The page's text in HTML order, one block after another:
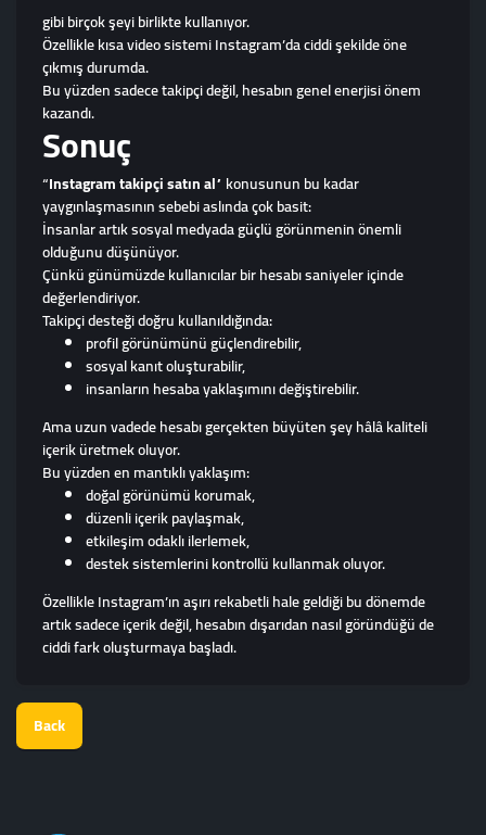
gibi birçok şeyi birlikte kullanıyor.
Özellikle kısa video sistemi Instagram’da ciddi şekilde öne
çıkmış durumda.
Bu yüzden sadece takipçi değil, hesabın genel enerjisi önem
kazandı.
Sonuç
“Instagram takipçi satın al” konusunun bu kadar
yaygınlaşmasının sebebi aslında çok basit:
İnsanlar artık sosyal medyada güçlü görünmenin önemli
olduğunu düşünüyor.
Çünkü günümüzde kullanıcılar bir hesabı saniyeler içinde
değerlendiriyor.
Takipçi desteği doğru kullanıldığında:
profil görünümünü güçlendirebilir,
sosyal kanıt oluşturabilir,
insanların hesaba yaklaşımını değiştirebilir.
Ama uzun vadede hesabı gerçekten büyüten şey hâlâ kaliteli
içerik üretmek oluyor.
Bu yüzden en mantıklı yaklaşım:
doğal görünümü korumak,
düzenli içerik paylaşmak,
etkileşim odaklı ilerlemek,
destek sistemlerini kontrollü kullanmak oluyor.
Özellikle Instagram’ın aşırı rekabetli hale geldiği bu dönemde
artık sadece içerik değil, hesabın dışarıdan nasıl göründüğü de
ciddi fark oluşturmaya başladı.
Back